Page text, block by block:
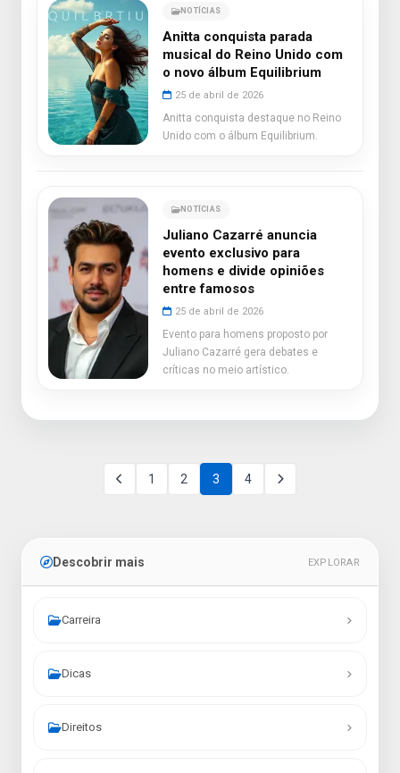
NOTÍCIAS
Anitta conquista parada
musical do Reino Unido com
o novo álbum Equilibrium
25 de abril de 2026
Anitta conquista destaque no Reino
Unido com o álbum Equilibrium.
NOTÍCIAS
Juliano Cazarré anuncia
evento exclusivo para
homens e divide opiniões
entre famosos
25 de abril de 2026
Evento para homens proposto por
Juliano Cazarré gera debates e
críticas no meio artístico.
1 2 3 4
Descobrir mais EXPLORAR
Carreira
Dicas
Direitos